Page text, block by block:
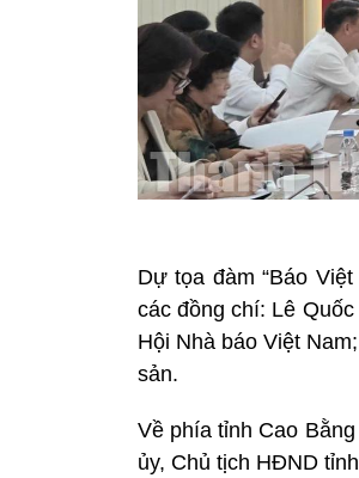
Dự tọa đàm “Báo
các đồng chí: Lê
Hội Nhà báo Việt
sản.
Về phía tỉnh Cao
ủy, Chủ tịch HĐND